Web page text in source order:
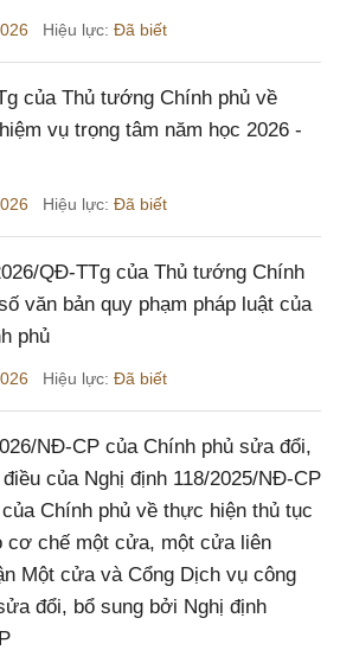
Hiệu lực: Đã biết
của Thủ tướng Chính phủ về
vụ trọng tâm năm học 2026 -
Hiệu lực: Đã biết
QĐ-TTg của Thủ tướng Chính
văn bản quy phạm pháp luật của
phủ
Hiệu lực: Đã biết
NĐ-CP của Chính phủ sửa đổi,
của Nghị định 118/2025/NĐ-CP
Chính phủ về thực hiện thủ tục
cơ chế một cửa, một cửa liên
Một cửa và Cổng Dịch vụ công
đổi, bổ sung bởi Nghị định